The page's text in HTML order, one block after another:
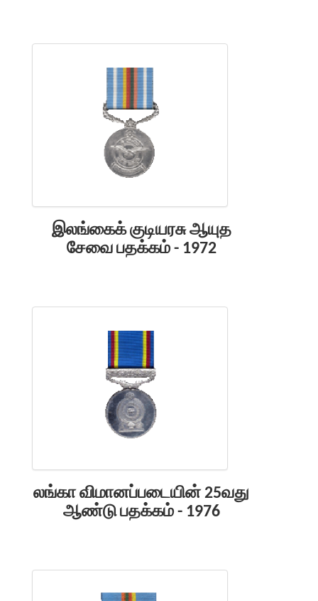
இலங்கைக் குடியரசு ஆயுத
சேவை பதக்கம் - 1972
லங்கா விமானப்படையின் 25வது
ஆண்டு பதக்கம் - 1976